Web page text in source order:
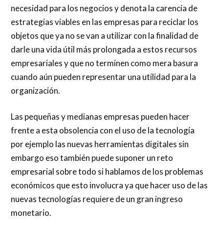
necesidad para los negocios y denota la carencia de
estrategias viables en las empresas para reciclar los
objetos que ya no se van a utilizar con la finalidad de
darle una vida útil más prolongada a estos recursos
empresariales y que no terminen como mera basura
cuando aún pueden representar una utilidad para la
organización.
Las pequeñas y medianas empresas pueden hacer
frente a esta obsolencia con el uso de la tecnología
por ejemplo las nuevas herramientas digitales sin
embargo eso también puede suponer un reto
empresarial sobre todo si hablamos de los problemas
económicos que esto involucra ya que hacer uso de las
nuevas tecnologías requiere de un gran ingreso
monetario.